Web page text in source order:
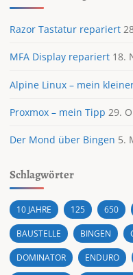
Razor Tastatur repariert
MFA Display repariert 18.
Alpine Linux – mein
Proxmox – mein Tipp 29.
Der Mond über Bingen 5.
Schlagwörter
10 JAHRE 125 650
BAUSTELLE BINGEN
DOMINATOR ENDURO